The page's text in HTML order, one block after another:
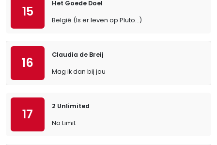
15
Het Goede Doel
België (Is er leven op Pluto…)
16
Claudia de Breij
Mag ik dan bij jou
17
2 Unlimited
No Limit